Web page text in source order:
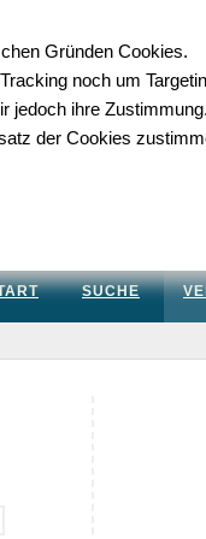
SUCHE
Gründen Cookies.
noch um
jedoch ihre Zustimmung.
der Cookies